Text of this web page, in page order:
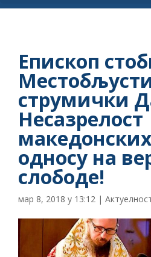
Епископ
струмички
Несазрелост
односу на
слободе!
мар 8, 2018 у 13:12 |